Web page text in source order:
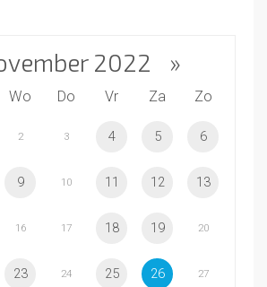
2022 »
Wo Do Vr Za Zo
2 3 4 5 6
9 10 11 12 13
16 17 18 19 20
23 24 25 26 27